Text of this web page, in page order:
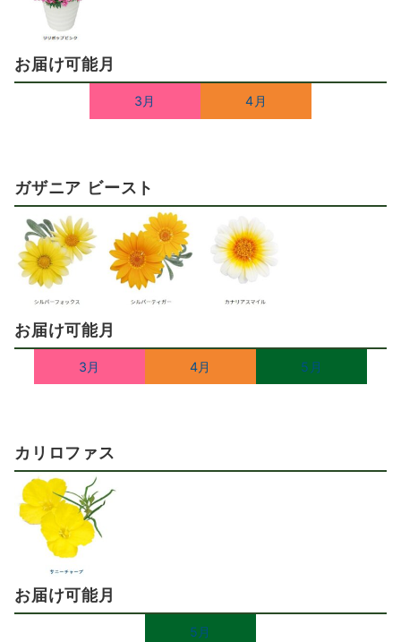
お届け可能月
3月 4月
ガザニア ビースト
お届け可能月
3月 4月 5月
カリロファス
お届け可能月
5月